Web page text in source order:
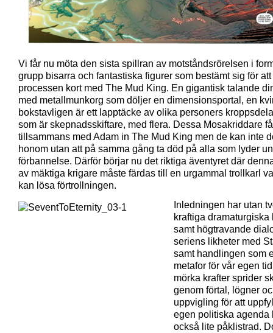
Vi får nu möta den sista spillran av motståndsrörelsen i
grupp bisarra och fantastiska figurer som bestämt sig för
processen kort med The Mud King. En gigantisk talande
med metallmunkorg som döljer en dimensionsportal, en
bokstavligen är ett lapptäcke av olika personers
som är skepnadsskiftare, med flera. Dessa Mosakriddare
tillsammans med Adam in The Mud King men de kan inte
honom utan att på samma gång ta död på alla som lyder
förbannelse. Därför börjar nu det riktiga äventyret där
av mäktiga krigare måste färdas till en urgammal trollkarl
kan lösa förtrollningen.
Inledningen har utan
kraftiga dramaturgiska
samt högtravande
seriens likheter med
samt handlingen som
metafor för vår egen
mörka krafter sprider
genom förtal, lögner
uppvigling för att
egen politiska agenda
också lite påklistrad.